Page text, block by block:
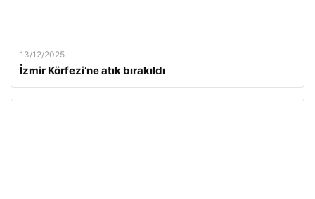
13/12/2025
İzmir Körfezi’ne atık bırakıldı